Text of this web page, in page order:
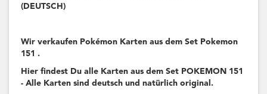
(DEUTSCH)
Wir verkaufen Pokémon Karten aus dem Set Pokemon
151 .
Hier findest Du alle Karten aus dem Set POKEMON 151
- Alle Karten sind deutsch und natürlich original.